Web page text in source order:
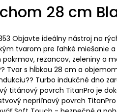
28 cm
Objavte ideálny nástroj na
tvarom pre ľahké miešanie
rezancov, zeleniny a
s hĺbkou 28 cm a
Turbo indukčné dno
titánový povrch TitanPro je
nepriľnavý povrch